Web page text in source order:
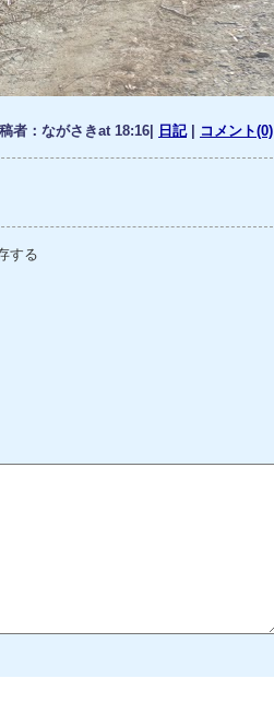
者：ながさきat 18:16| 日記| コメント(0)
する